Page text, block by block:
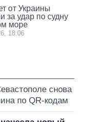
от Украины
за удар по судну
море
18:06
снова
по QR-кодам